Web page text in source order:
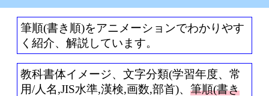
筆順(書き順)をアニメーションでわかりやす
く紹介、解説しています。
教科書体イメージ、文字分類(学習年度、常
用/人名,JIS水準,漢検,画数,部首)、 筆順(書き